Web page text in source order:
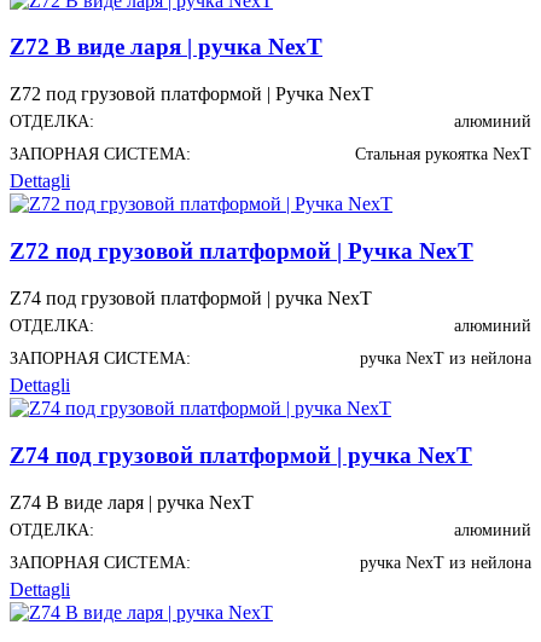
Z72 В виде ларя | ручка NexT
Z72 под грузовой платформой | Ручка NexT
ОТДЕЛКА:
алюминий
ЗАПОРНАЯ СИСТЕМА:
Стальная рукоятка NexT
Dettagli
Z72 под грузовой платформой | Ручка NexT
Z74 под грузовой платформой | ручка NexT
ОТДЕЛКА:
алюминий
ЗАПОРНАЯ СИСТЕМА:
ручка NexT из нейлона
Dettagli
Z74 под грузовой платформой | ручка NexT
Z74 В виде ларя | ручка NexT
ОТДЕЛКА:
алюминий
ЗАПОРНАЯ СИСТЕМА:
ручка NexT из нейлона
Dettagli